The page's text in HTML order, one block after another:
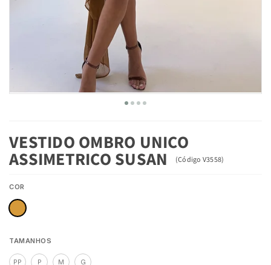
VESTIDO OMBRO UNICO
ASSIMETRICO SUSAN (Código V3558)
COR
TAMANHOS
PP P M G